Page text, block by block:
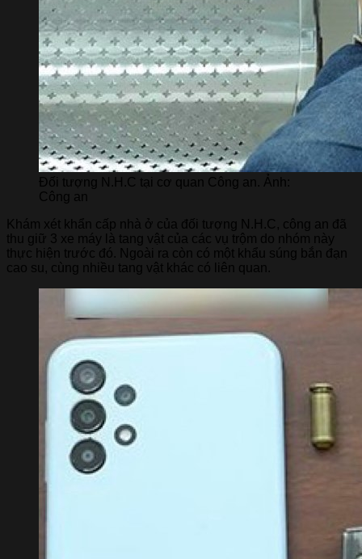
Đối tượng N.H.C tại cơ quan Công an. Ảnh:
Công an
Khám xét khẩn cấp nhà ở của đối tượng N.H.C, công an đã
thu giữ 3 xe máy là tang vật của các vụ trộm do nhóm này
thực hiện trước đó. Ngoài ra còn có một khẩu súng bắn đạn
cao su, cùng nhiều tang vật khác có liên quan.